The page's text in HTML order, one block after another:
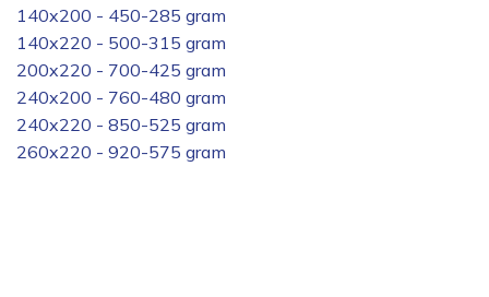
140x200 - 450-285 gram
140x220 - 500-315 gram
200x220 - 700-425 gram
240x200 - 760-480 gram
240x220 - 850-525 gram
260x220 - 920-575 gram